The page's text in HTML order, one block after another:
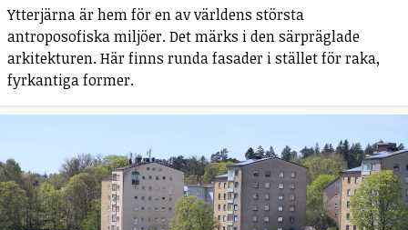
Ytterjärna är hem för en av världens största
antroposofiska miljöer. Det märks i den särpräglade
arkitekturen. Här finns runda fasader i stället för raka,
fyrkantiga former.